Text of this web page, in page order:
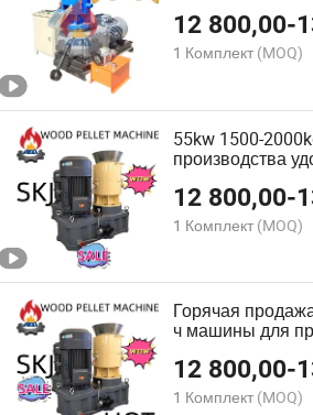
2000kgs/H
12 800,00-
1 Комплект (MOQ)
55kw 1500-
производства
12 800,00-
1 Комплект (MOQ)
Горячая
ч машины для
12 800,00-
1 Комплект (MOQ)